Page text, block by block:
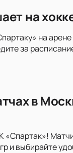
на
на
за
в
«Спартак»!
и выбирайте